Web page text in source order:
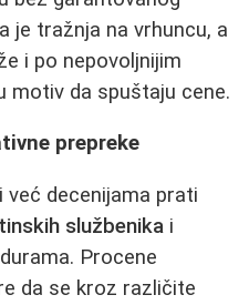
je tražnja na vrhuncu, a
i po nepovoljnijim
motiv da spuštaju cene.
prepreke
već decenijama prati
službenika i
Procene
da se kroz različite